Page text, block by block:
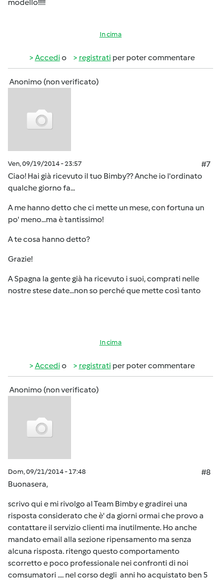
modello!!!!!
In cima
Accedi o registrati per poter commentare
Anonimo (non verificato)
Ven, 09/19/2014 - 23:57
#7
Ciao! Hai già ricevuto il tuo Bimby?? Anche io l'ordinato
qualche giorno fa...
A me hanno detto che ci mette un mese, con fortuna un
po' meno...ma è tantissimo!
A te cosa hanno detto?
Grazie!
A Spagna la gente già ha ricevuto i suoi, comprati nelle
nostre stese date...non so perché que mette così tanto
In cima
Accedi o registrati per poter commentare
Anonimo (non verificato)
Dom, 09/21/2014 - 17:48
#8
Buonasera,
scrivo qui e mi rivolgo al Team Bimby e gradirei una
risposta considerato che è' da giorni ormai che provo a
contattare il servizio clienti ma inutilmente. Ho anche
mandato email alla sezione ripensamento ma senza
alcuna risposta. ritengo questo comportamento
scorretto e poco professionale nei confronti di noi
comsumatori .... nel corso degli anni ho acquistato ben 5